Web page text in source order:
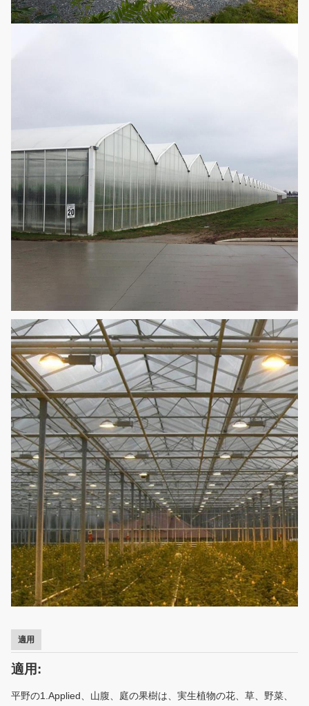
適用
適用:
平野の1.Applied、山腹、庭の果樹は、実生植物の花、草、野菜、